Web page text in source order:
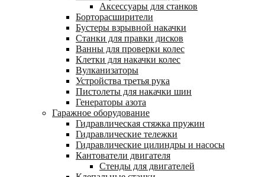
Аксессуары для станков
Борторасширители
Бустеры взрывной накачки
Станки для правки дисков
Ванны для проверки колес
Клетки для накачки колес
Вулканизаторы
Устройства третья рука
Пистолеты для накачки шин
Генераторы азота
Гаражное оборудование
Гидравлическая стяжка пружин
Гидравлические тележки
Гидравлические цилиндры и насосы
Кантователи двигателя
Стенды для двигателей